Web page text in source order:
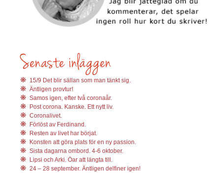
15/9 Det blir sällan som man tänkt sig.
Äntligen provtur!
Samos igen, efter två coronaår.
Post corona. Kanske. Ett nytt liv.
Coronalivet.
Förlöst av Ferdinand.
Resten av livet har börjat.
Konsten att göra plats för en ny passion.
Sista dagarna ombord. 4-6 oktober.
Lipsi och Arki. Öar att längta till.
24 – 28 september. Äntligen delfiner igen!